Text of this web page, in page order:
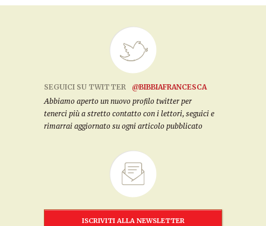
SEGUICI SU TWITTER
@BIBBIAFRANCESCA
Abbiamo aperto un nuovo profilo twitter per
tenerci più a stretto contatto con i lettori, seguici e
rimarrai aggiornato su ogni articolo pubblicato
ISCRIVITI ALLA NEWSLETTER